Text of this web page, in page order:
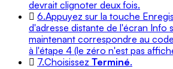
devrait clignoter deux fois.
6.Appuyez sur la touche
d'adresse distante de l'écran Info
maintenant correspondre au
à l'étape 4 (le zéro n'est pas
7.Choisissez Terminé.